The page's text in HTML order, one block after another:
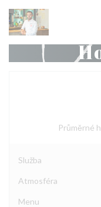
Panel pro správu cookies
Průměrné
Služba
Atmosféra
Menu